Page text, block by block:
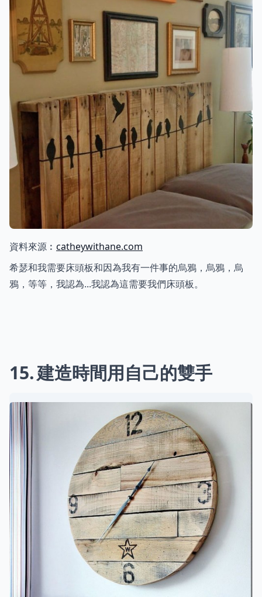
資料來源︰ catheywithane.com
希瑟和我需要床頭板和因為我有一件事的烏鴉，烏鴉，烏
鴉，等等，我認為...我認為這需要我們床頭板。
15 建造時間用自己的雙手